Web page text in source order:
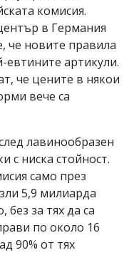
комисия.
в Германия
че новите правила
евтините артикули.
че цените в някои
вече са
лавинообразен
с ниска стойност.
само през
5,9 милиарда
за тях да са
по около 16
90% от тях